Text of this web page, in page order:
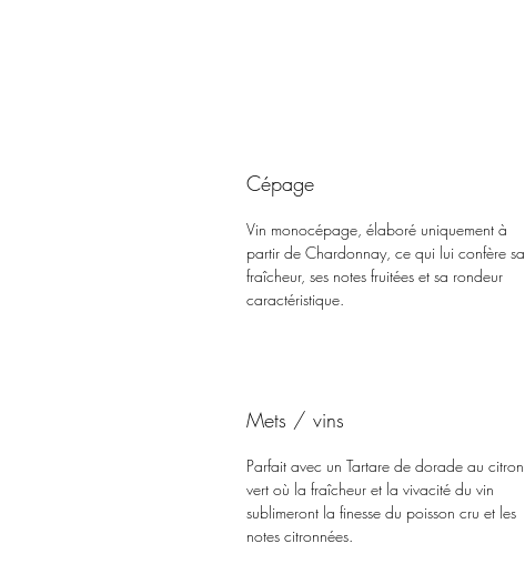
Cépage
Vin monocépage, élaboré uniquement à
partir de Chardonnay, ce qui lui confère sa
fraîcheur, ses notes fruitées et sa rondeur
caractéristique.
Mets / vins
Parfait avec un Tartare de dorade au citron
vert où la fraîcheur et la vivacité du vin
sublimeront la finesse du poisson cru et les
notes citronnées.